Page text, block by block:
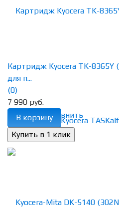
избранное сравнить
Картридж Kyocera TK-8365Y
для п...
(0)
7 990 руб.
В корзину